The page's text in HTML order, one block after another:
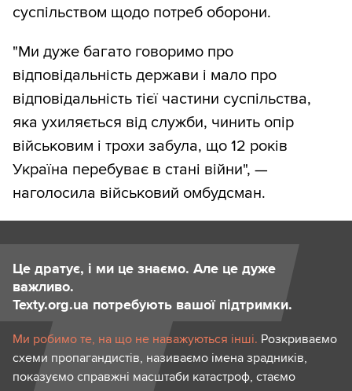
суспільством щодо потреб оборони.
"Ми дуже багато говоримо про
відповідальність держави і мало про
відповідальність тієї частини суспільства,
яка ухиляється від служби, чинить опір
військовим і трохи забула, що 12 років
Україна перебуває в стані війни", —
наголосила військовий омбудсман.
Це дратує, і ми це знаємо. Але це дуже
важливо.
Texty.org.ua потребують вашої підтримки.
Ми робимо те, на що не наважуються інші. Розкриваємо
схеми пропагандистів, називаємо імена зрадників,
показуємо справжні масштаби катастроф, стаємо